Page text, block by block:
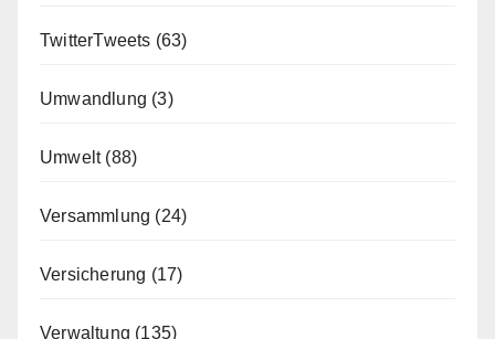
TwitterTweets (63)
Umwandlung (3)
Umwelt(88)
Versammlung (24)
Versicherung (17)
Verwaltung (135)